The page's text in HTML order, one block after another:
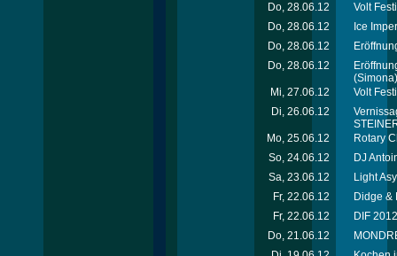
Do, 28.06.12
Volt
Do, 28.06.12
Ice
Do, 28.06.12
Do, 28.06.12
(Simona)
Mi, 27.06.12
Volt
Di, 26.06.12
Mo, 25.06.12
Rotary
So, 24.06.12
DJ
Sa, 23.06.12
Light
Fr, 22.06.12
Didge &
Fr, 22.06.12
DIF
Do, 21.06.12